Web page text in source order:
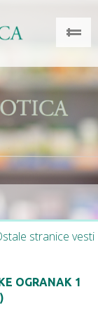
stranice vesti
OGRANAK 1